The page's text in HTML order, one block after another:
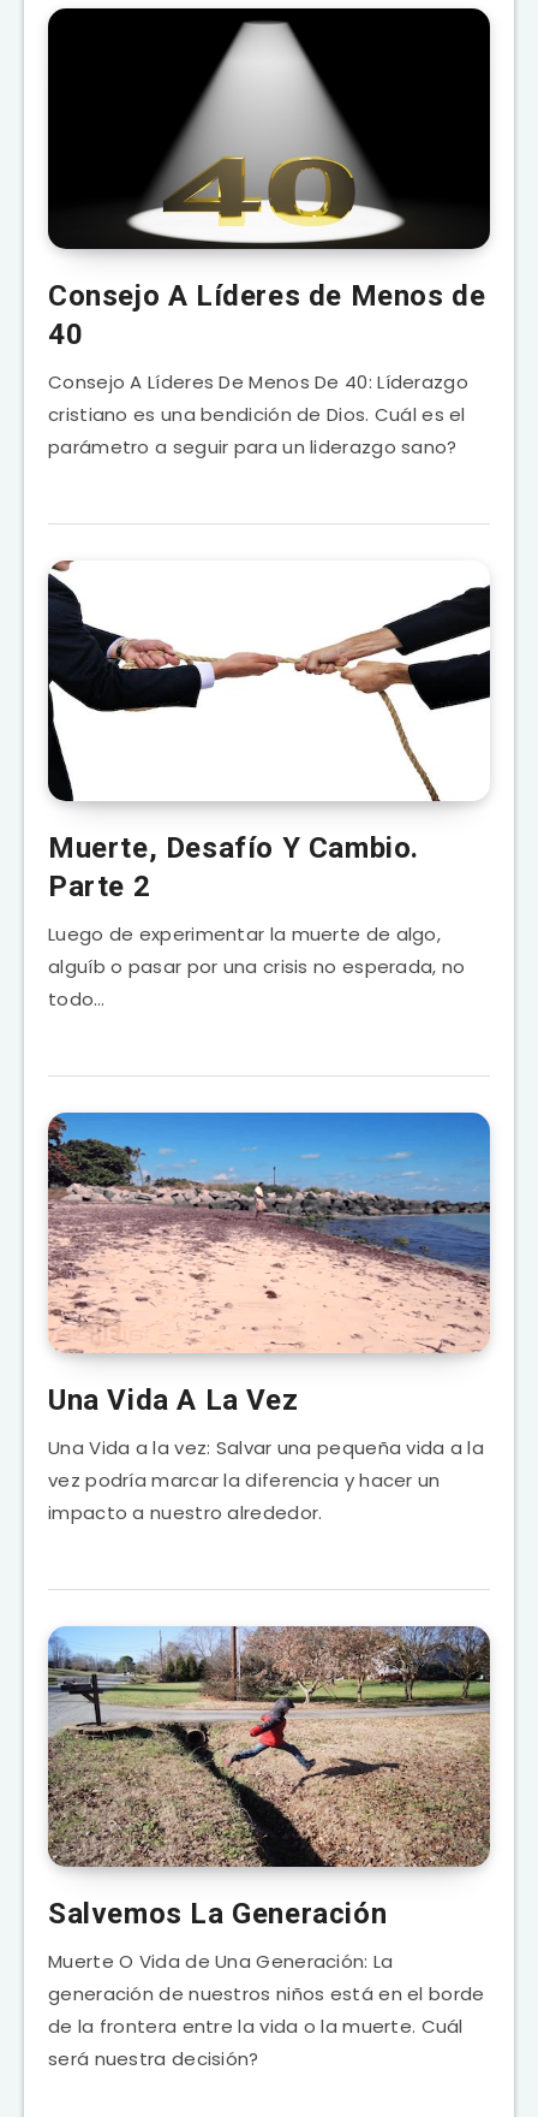
Consejo A Líderes de Menos de
40
Consejo A Líderes De Menos De 40: Líderazgo
cristiano es una bendición de Dios. Cuál es el
parámetro a seguir para un liderazgo sano?
Muerte, Desafío Y Cambio.
Parte 2
Luego de experimentar la muerte de algo,
alguíb o pasar por una crisis no esperada, no
todo…
Una Vida A La Vez
Una Vida a la vez: Salvar una pequeña vida a la
vez podría marcar la diferencia y hacer un
impacto a nuestro alrededor.
Salvemos La Generación
Muerte O Vida de Una Generación: La
generación de nuestros niños está en el borde
de la frontera entre la vida o la muerte. Cuál
será nuestra decisión?